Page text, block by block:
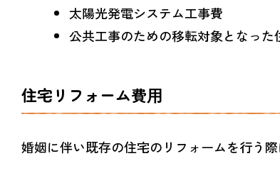
太陽光発電システム工事費
公共工事のための移転対象となっ
住宅リフォーム費用
婚姻に伴い既存の住宅のリフォームを行う